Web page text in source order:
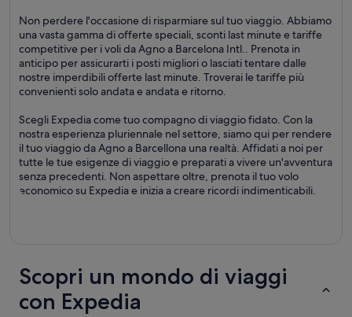
Non perdere l'occasione di risparmiare sul tuo viaggio. Abbiamo
una vasta gamma di offerte speciali, sconti last minute e tariffe
competitive per i voli da Agno a Barcelona Intl.. Prenota in
anticipo per assicurarti i posti migliori o lasciati tentare dalle
nostre imperdibili offerte last minute. Troverai le tariffe più
convenienti solo andata e andata e ritorno.
Scegli Expedia come tuo compagno di viaggio fidato. Con la
nostra esperienza pluriennale nel settore, siamo qui per rendere
il tuo viaggio da Agno a Barcellona una realtà. Affidati a noi per
tutte le tue esigenze di viaggio e preparati a vivere un'avventura
senza precedenti. Non aspettare oltre, prenota il tuo volo
economico su Expedia e inizia a creare ricordi indimenticabili.
Scopri un mondo di viaggi
con Expedia